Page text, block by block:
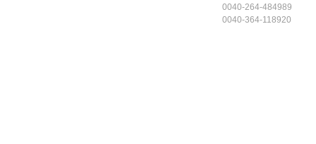
0040-264-484989
0040-364-118920